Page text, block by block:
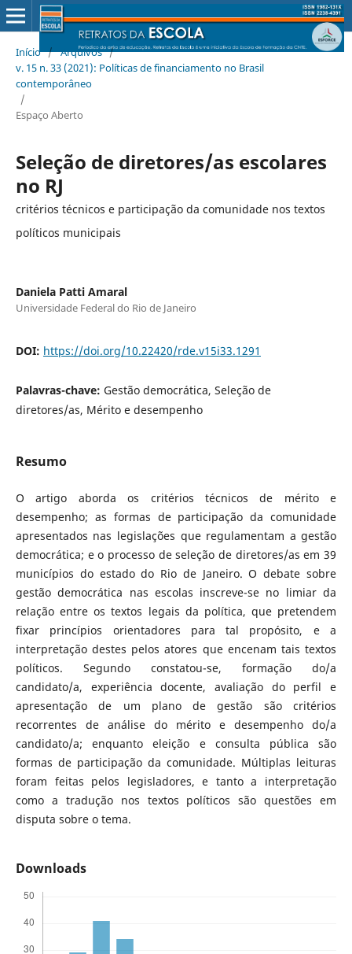
Início / Arquivos /
v. 15 n. 33 (2021): Políticas de financiamento no Brasil
contemporâneo
/
Espaço Aberto
Seleção de diretores/as escolares
no RJ
critérios técnicos e participação da comunidade nos textos
políticos municipais
Daniela Patti Amaral
Universidade Federal do Rio de Janeiro
DOI: https://doi.org/10.22420/rde.v15i33.1291
Palavras-chave: Gestão democrática, Seleção de
diretores/as, Mérito e desempenho
Resumo
O artigo aborda os critérios técnicos de mérito e
desempenho; as formas de participação da comunidade
apresentados nas legislações que regulamentam a gestão
democrática; e o processo de seleção de diretores/as em 39
municípios do estado do Rio de Janeiro. O debate sobre
gestão democrática nas escolas inscreve-se no limiar da
relação entre os textos legais da política, que pretendem
fixar princípios orientadores para tal propósito, e a
interpretação destes pelos atores que encenam tais textos
políticos. Segundo constatou-se, formação do/a
candidato/a, experiência docente, avaliação do perfil e
apresentação de um plano de gestão são critérios
recorrentes de análise do mérito e desempenho do/a
candidato/a; enquanto eleição e consulta pública são
formas de participação da comunidade. Múltiplas leituras
foram feitas pelos legisladores, e tanto a interpretação
como a tradução nos textos políticos são questões em
disputa sobre o tema.
Downloads